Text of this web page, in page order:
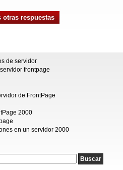
respuestas
de servidor
frontpage
de FrontPage
2000
en un servidor 2000